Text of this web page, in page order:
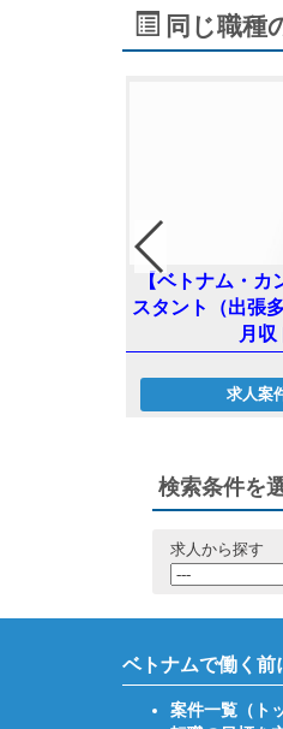
同じ職種
【ベトナム・
スタント（出張
月収
求人案
検索条件を
求人から探す
ベトナムで働く前
案件一覧（ト